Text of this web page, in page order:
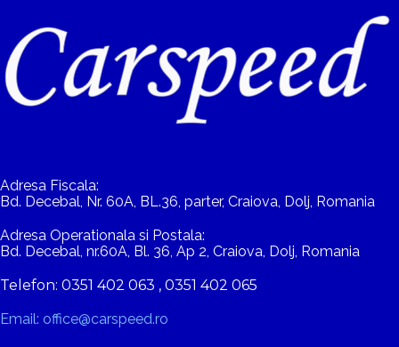
Adresa Fiscala:
Bd. Decebal, Nr. 60A, BL.36, parter, Craiova, Dolj, Romania
Adresa Operationala si Postala:
Bd. Decebal, nr.60A, Bl. 36, Ap 2, Craiova, Dolj, Romania
Telefon: 0351 402 063 , 0351 402 065
Email: office@carspeed.ro